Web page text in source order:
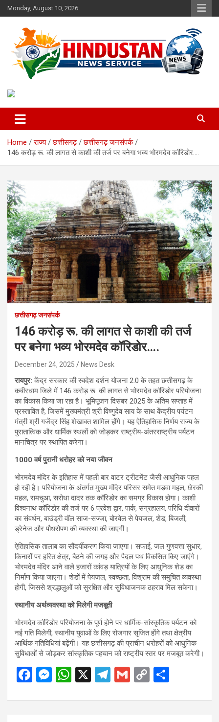
Skip
to
Monday, August 10, 2026
Hindustan News Service
Home राज्य छत्तीसगढ़
छत्तीसगढ़ जनसंपर्क
146 करोड़ रू. की लागत से काशी की तर्ज पर बनेगा भव्य भोरमदेव कॉरिडोर….
छत्तीसगढ़ जनसंपर्क
146 करोड़ रू. की लागत से काशी की तर्ज
पर बनेगा भव्य भोरमदेव कॉरिडोर….
December 24, 2025 News Desk
रायपुर:केंद्र सरकार की स्वदेश दर्शन योजना 2.0 के तहत छत्तीसगढ़ के
कबीरधाम जिले में 146 करोड़ रू. की लागत से भोरमदेव कॉरिडोर परियोजना
का विकास किया जा रहा है। भूमिपूजन दिसंबर 2025 के अंतिम सप्ताह में
प्रस्तावित है, जिसमें मुख्यमंत्री श्री विष्णुदेव साय के साथ केंद्रीय पर्यटन
मंत्री श्री गजेंद्र सिंह शेखावत शामिल होंगे। यह ऐतिहासिक निर्णय राज्य के
पुरातात्विक और धार्मिक स्थलों को जोड़कर राष्ट्रीय-अंतरराष्ट्रीय पर्यटन
मानचित्र पर स्थापित करेगा।
1000 वर्ष पुरानी धरोहर को नया जीवन
भोरमदेव मंदिर के इतिहास में पहली बार वाटर ट्रीटमेंट जैसी आधुनिक पहल
हो रही है। परियोजना के अंतर्गत मुख्य मंदिर परिसर समेत मड़वा महल, छेरकी
महल, रामचुआ, सरोधा दादर तक कॉरिडोर का समग्र विकास होगा। काशी
विश्वनाथ कॉरिडोर की तर्ज पर 6 प्रवेश द्वार, पार्क, संग्रहालय, परिधि दीवारों
का संवर्धन, बाउंड्री वॉल साज-सज्जा, बोरवेल से पेयजल, शेड, बिजली,
ड्रेनेज और पौधरोपण की व्यवस्था की जाएगी।
ऐतिहासिक तालाब का सौंदर्यीकरण किया जाएगा। सफाई, जल गुणवत्ता सुधार,
किनारों पर हरित क्षेत्र, बैठने की जगह और पैदल पथ विकसित किए जाएंगे।
भोरमदेव मंदिर आने वाले हजारों कांवड़ यात्रियों के लिए आधुनिक शेड का
निर्माण किया जाएगा। शेडों में पेयजल, स्वच्छता, विश्राम की समुचित व्यवस्था
होगी, जिससे श्रद्धालुओं को सुरक्षित और सुविधाजनक ठहराव मिल सकेगा।
स्थानीय अर्थव्यवस्था को मिलेगी मजबूती
भोरमदेव कॉरिडोर परियोजना के पूर्ण होने पर धार्मिक-सांस्कृतिक पर्यटन को
नई गति मिलेगी, स्थानीय युवाओं के लिए रोजगार सृजित होंगे तथा क्षेत्रीय
आर्थिक गतिविधियां बढ़ेंगी। यह छत्तीसगढ़ की प्राचीन धरोहरों को आधुनिक
सुविधाओं से जोड़कर सांस्कृतिक पहचान को राष्ट्रीय स्तर पर मजबूत करेगी।
F
ce
M
se
W
at
X
T
e
G
ail
C
py ar